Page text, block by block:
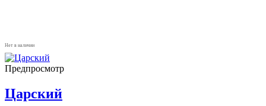
Нет в наличии
Предпросмотр
Царский